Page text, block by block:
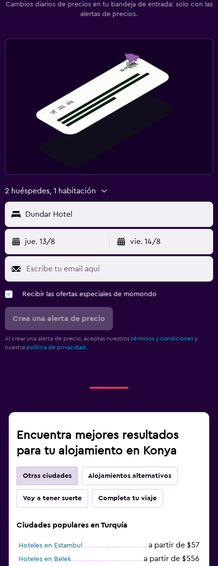
Cambios diarios de precios en tu bandeja de entrada: solo con las
alertas de precios.
2 huéspedes, 1 habitación
Dundar Hotel
jue. 13/8 vie. 14/8
Recibir las ofertas especiales de momondo
Crea una alerta de precio
Al crear una alerta de precio, aceptas nuestros términos y condiciones y
nuestra política de privacidad.
Encuentra mejores resultados
para tu alojamiento en Konya
Otras ciudades Alojamientos alternativos
Voy a tener suerte Completa tu viaje
Ciudades populares en Turquía
Hoteles en Estambul a partir de $57
Hoteles en Belek a partir de $556